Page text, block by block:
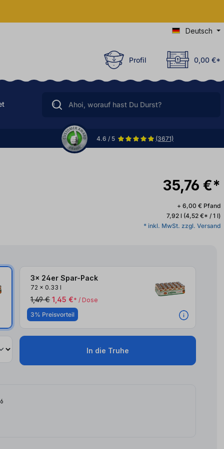
Deutsch
Profil 0,00 €*
4.6 / 5 (3671)
35,76 €*
+ 6,00 € Pfand
7,92 l (4,52 €* / 1 l)
* inkl. MwSt. zzgl. Versand
3x 24er Spar-Pack
72 x 0.33 l
1,49 € 1,45 €* / Dose
3% Preisvorteil
In die Truhe